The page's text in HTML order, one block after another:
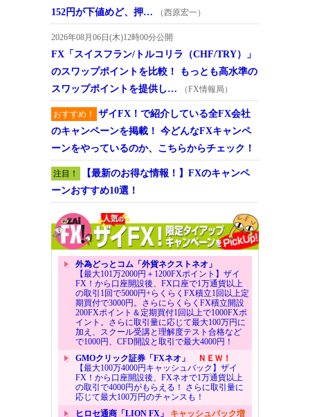
152円が下値めど、押…
（西原宏一）
2026年08月06日(木)12時00分公開
FX「スイスフラン/トルコリラ（CHF/TRY）」
のスワップポイントを比較！ もっとも高水準の
スワップポイントを提供し…
（FX情報局）
おすすめ！
ザイFX！で紹介している全FX会社
のキャンペーンを掲載！ 今どんなFXキャンペ
ーンをやっているのか、こちらからチェック！
注目！
【最新のお得な情報！】FXのキャンペ
ーンおすすめ10選！
外為どっとコム「外貨ネクストネオ」
【最大101万2000円＋1200FXポイント】ザイ
FX！から口座開設後、FX口座で1万通貨以上
の取引1回で5000円+らくらくFX積立1回以上定
期買付で3000円。さらにらくらくFX積立開設
200FXポイント＆定期買付1回以上で1000FXポ
イント。さらに取引量に応じて最大100万円に
加え、スクール受講と理解度テスト合格など
で1000円、CFD開設と取引で最大4000円！
GMOクリック証券「FXネオ」
ＮＥＷ！
【最大100万4000円キャッシュバック】ザイ
FX！から口座開設後、FXネオで1万通貨以上
の取引で4000円がもらえる！ さらに取引量に
応じて最大100万円のチャンスも！
ヒロセ通商「LION FX」 キャッシュバック増